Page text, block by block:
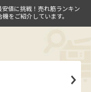
値に挑戦！売れ筋ランキン
をご紹介しています。